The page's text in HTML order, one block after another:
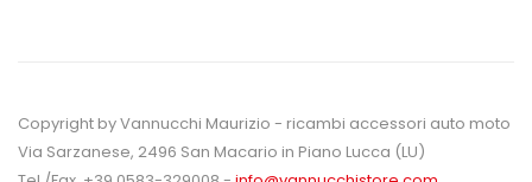
Copyright by Vannucchi Maurizio - ricambi accessori auto moto
Via Sarzanese, 2496 San Macario in Piano Lucca (LU)